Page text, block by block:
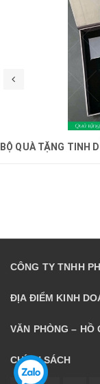
BỘ QUÀ TẶNG TINH
CÔNG TY TNHH
ĐỊA ĐIỂM KINH
VĂN PHÒNG – HỒ
CHÍNH SÁCH